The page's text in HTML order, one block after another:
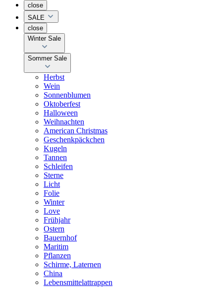
close
SALE
close
Winter Sale
Sommer Sale
Herbst
Wein
Sonnenblumen
Oktoberfest
Halloween
Weihnachten
American Christmas
Geschenkpäckchen
Kugeln
Tannen
Schleifen
Sterne
Licht
Folie
Winter
Love
Frühjahr
Ostern
Bauernhof
Maritim
Pflanzen
Schirme, Laternen
China
Lebensmittelattrappen